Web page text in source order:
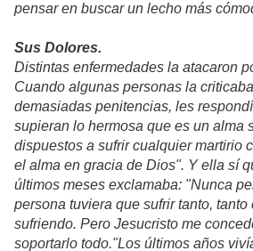
pensar en buscar un lecho más
Sus Dolores.
Distintas enfermedades la atacaron
Cuando algunas personas la
demasiadas penitencias, les
supieran lo hermosa que es un alma
dispuestos a sufrir cualquier martirio
el alma en gracia de Dios". Y ella sí
últimos meses exclamaba: "Nunca
persona tuviera que sufrir tanto,
sufriendo. Pero Jesucristo me
soportarlo todo."Los últimos años